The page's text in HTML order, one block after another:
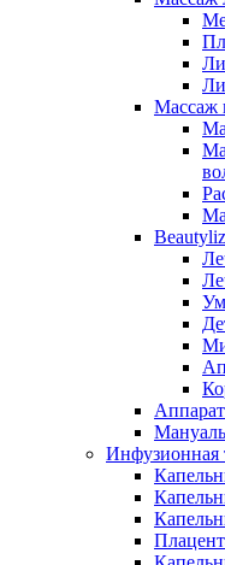
Массаж
Инфузионная